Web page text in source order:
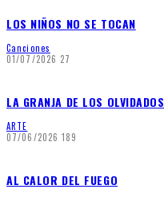
LOS NIÑOS NO SE TOCAN
Canciones
01/07/2026 27
LA GRANJA DE LOS OLVIDADOS
ARTE
07/06/2026 189
AL CALOR DEL FUEGO